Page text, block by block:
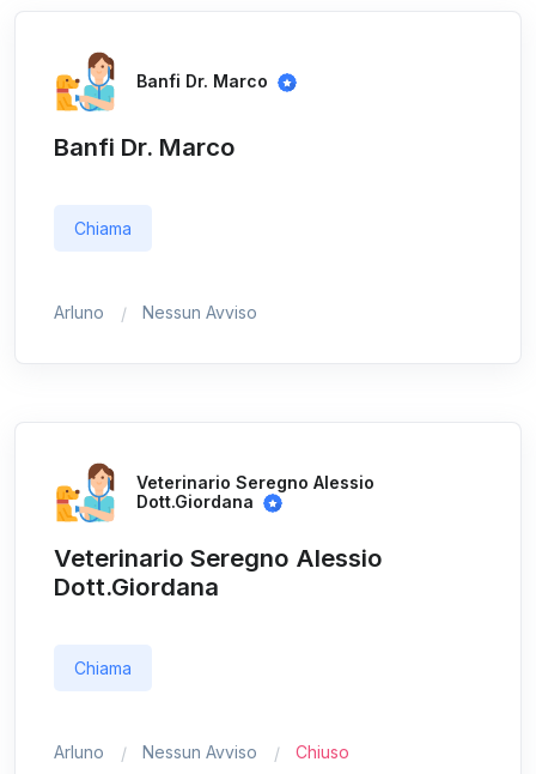
Banfi Dr. Marco
Banfi Dr. Marco
Chiama
Arluno Nessun Avviso
Veterinario Seregno Alessio
Dott.Giordana
Veterinario Seregno Alessio
Dott.Giordana
Chiama
Arluno Nessun Avviso Chiuso